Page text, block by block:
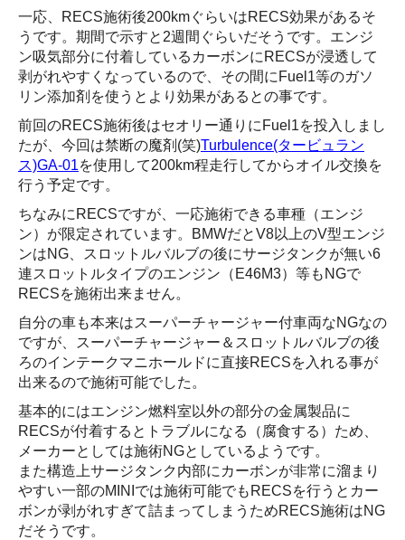
一応、RECS施術後200kmぐらいはRECS効果があるそ
うです。期間で示すと2週間ぐらいだそうです。エンジ
ン吸気部分に付着しているカーボンにRECSが浸透して
剥がれやすくなっているので、その間にFuel1等のガソ
リン添加剤を使うとより効果があるとの事です。
前回のRECS施術後はセオリー通りにFuel1を投入しまし
たが、今回は禁断の魔剤(笑)Turbulence(タービュラン
ス)GA-01を使用して200km程走行してからオイル交換を
行う予定です。
ちなみにRECSですが、一応施術できる車種（エンジ
ン）が限定されています。BMWだとV8以上のV型エンジ
ンはNG、スロットルバルブの後にサージタンクが無い6
連スロットルタイプのエンジン（E46M3）等もNGで
RECSを施術出来ません。
自分の車も本来はスーパーチャージャー付車両なNGなの
ですが、スーパーチャージャー＆スロットルバルブの後
ろのインテークマニホールドに直接RECSを入れる事が
出来るので施術可能でした。
基本的にはエンジン燃料室以外の部分の金属製品に
RECSが付着するとトラブルになる（腐食する）ため、
メーカーとしては施術NGとしているようです。
また構造上サージタンク内部にカーボンが非常に溜まり
やすい一部のMINIでは施術可能でもRECSを行うとカー
ボンが剥がれすぎて詰まってしまうためRECS施術はNG
だそうです。